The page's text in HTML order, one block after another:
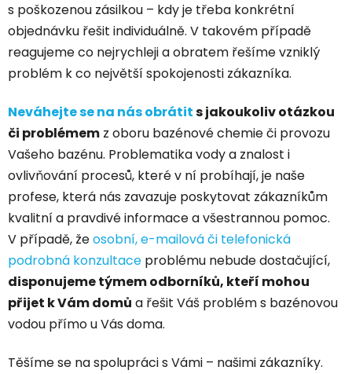
s poškozenou zásilkou – kdy je třeba konkrétní
objednávku řešit individuálně. V takovém případě
reagujeme co nejrychleji a obratem řešíme vzniklý
problém k co největší spokojenosti zákazníka.
Neváhejte se na nás obrátits jakoukoliv otázkou
či problémem z oboru bazénové chemie či provozu
Vašeho bazénu. Problematika vody a znalost i
ovlivňování procesů, které v ní probíhají, je naše
profese, která nás zavazuje poskytovat zákazníkům
kvalitní a pravdivé informace a všestrannou pomoc.
V případě, žeosobní, e-mailová či telefonická
podrobná konzultace problému nebude dostačující,
disponujeme týmem odborníků, kteří mohou
přijet k Vám domů a řešit Váš problém s bazénovou
vodou přímo u Vás doma.
Těšíme se na spolupráci s Vámi – našimi zákazníky.